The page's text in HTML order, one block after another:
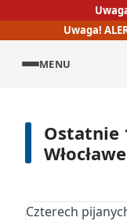
Uwaga!
MENU
Ostatnie
Czterech